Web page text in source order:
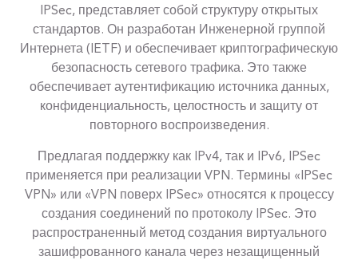
IPSec, представляет собой структуру открытых
стандартов. Он разработан Инженерной группой
Интернета (IETF) и обеспечивает криптографическую
безопасность сетевого трафика. Это также
обеспечивает аутентификацию источника данных,
конфиденциальность, целостность и защиту от
повторного воспроизведения.
Предлагая поддержку как IPv4, так и IPv6, IPSec
применяется при реализации VPN. Термины «IPSec
VPN» или «VPN поверх IPSec» относятся к процессу
создания соединений по протоколу IPSec. Это
распространенный метод создания виртуального
зашифрованного канала через незащищенный